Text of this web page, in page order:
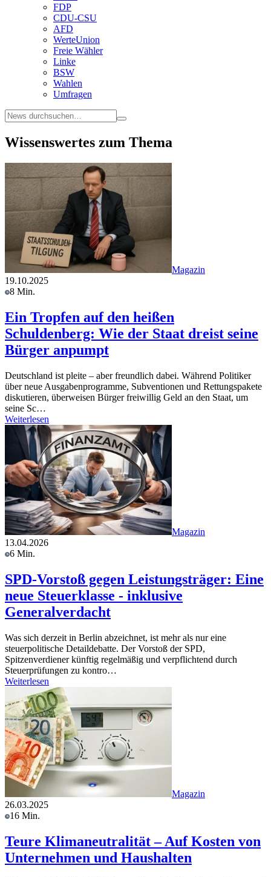
FDP
CDU-CSU
AFD
WerteUnion
Freie Wähler
Linke
BSW
Wahlen
Umfragen
Wissenswertes zum Thema
Magazin
19.10.2025
8 Min.
Ein Tropfen auf den heißen
Schuldenberg: Wie der Staat dreist seine
Bürger anpumpt
Deutschland ist pleite – aber freundlich dabei. Während Politiker
über neue Ausgabenprogramme, Subventionen und Rettungspakete
diskutieren, überweisen Bürger freiwillig Geld an den Staat, um
seine Sc…
Weiterlesen
Magazin
13.04.2026
6 Min.
SPD-Vorstoß gegen Leistungsträger: Eine
neue Steuerklasse - inklusive
Generalverdacht
Was sich derzeit in Berlin abzeichnet, ist mehr als nur eine
steuerpolitische Detaildebatte. Der Vorstoß der SPD,
Spitzenverdiener künftig regelmäßig und verpflichtend durch
Steuerprüfungen zu kontro…
Weiterlesen
Magazin
26.03.2025
16 Min.
Teure Klimaneutralität – Auf Kosten von
Unternehmen und Haushalten